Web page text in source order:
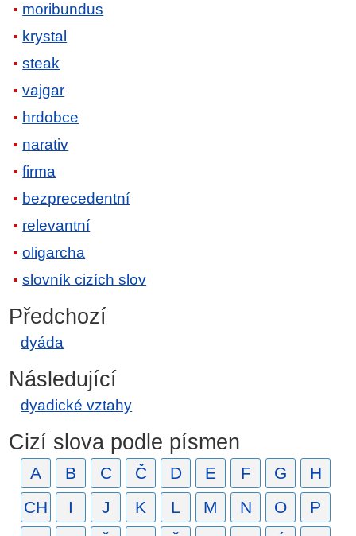
moribundus
krystal
steak
vajgar
hrdobce
narativ
firma
bezprecedentní
relevantní
oligarcha
slovník cizích slov
Předchozí
dyáda
Následující
dyadické vztahy
Cizí slova podle písmen
A B C Č D E F G
H
CH
I J K L M N O
P